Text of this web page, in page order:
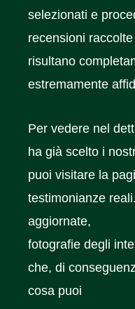
selezionati e
recensioni raccolte
risultano
estremamente
Per vedere nel
ha già scelto i
puoi visitare la
testimonianze
aggiornate,
fotografie degli
che, di
cosa puoi